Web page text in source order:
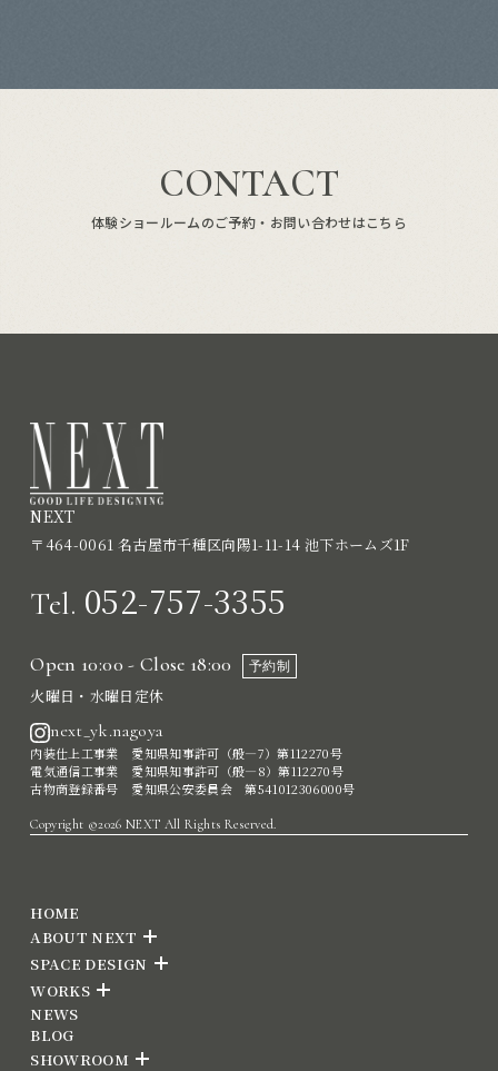
CONTACT
体験ショールームのご予約・お問い合わせはこちら
NEXT
〒464-0061 名古屋市千種区向陽1-11-14 池下ホームズ1F
Tel. 052-757-3355
Open 10:00 - Close 18:00 予約制
火曜日・水曜日定休
next_yk.nagoya
内装仕上工事業 愛知県知事許可（般―7）第112270号
電気通信工事業 愛知県知事許可（般―8）第112270号
古物商登録番号 愛知県公安委員会 第541012306000号
Copyright ©2026 NEXT All Rights Reserved.
HOME
ABOUT NEXT
SPACE DESIGN
WORKS
NEWS
BLOG
SHOWROOM